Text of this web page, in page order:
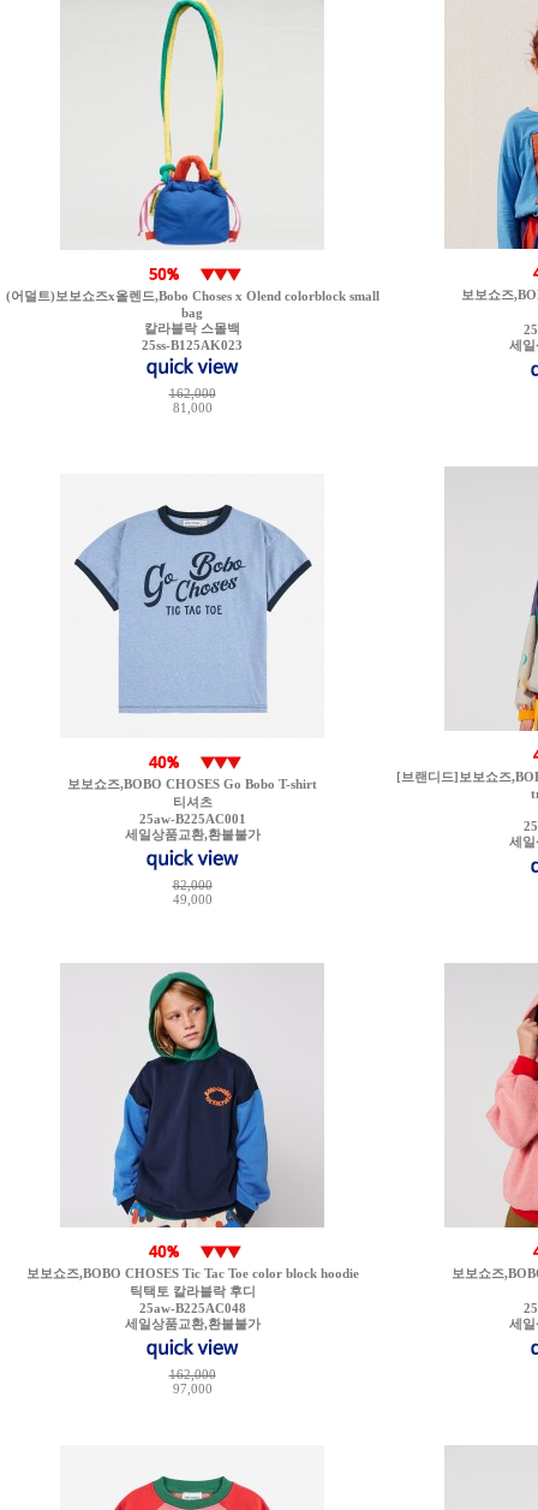
(어덜트)보보쇼즈x올렌드,Bobo Choses x Olend colorblock small
bag
칼라블락 스몰백
25ss-B125AK023
162,000
81,000
보보쇼즈
세일
보보쇼즈,BOBO CHOSES Go Bobo T-shirt
티셔츠
25aw-B225AC001
세일상품교환,환불불가
82,000
49,000
[브랜디드]보보쇼즈
세일
보보쇼즈,BOBO CHOSES Tic Tac Toe color block hoodie
틱택토 칼라블락 후디
25aw-B225AC048
세일상품교환,환불불가
162,000
97,000
보보쇼즈
세일